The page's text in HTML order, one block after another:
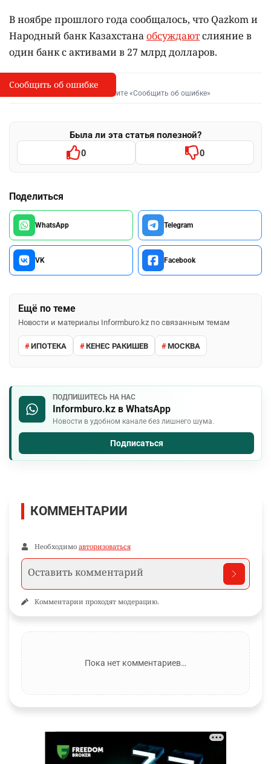
В ноябре прошлого года сообщалось, что Qazkom и
Народный банк Казахстанаобсуждаютслияние в
один банк с активами в 27 млрд долларов.
I
Сообщить об опечатке
Выделите фрагмент и нажмите «Сообщить об ошибке»
Была ли эта статья полезной?
0 0
Поделиться
WhatsApp Telegram
VK Facebook
Ещё по теме
Новости и материалы Informburo.kz по связанным темам
ИПОТЕКА КЕНЕС РАКИШЕВ МОСКВА
ПОДПИШИТЕСЬ НА НАС
Informburo.kz в WhatsApp
Новости в удобном канале без лишнего шума.
Подписаться
Сообщить об ошибке
КОММЕНТАРИИ
Необходимо авторизоваться
Комментарии проходят модерацию.
Пока нет комментариев…